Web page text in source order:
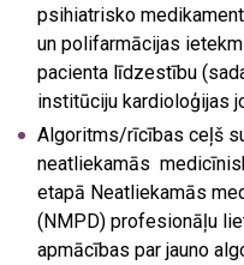
psihiatrisko
un polifarmācijas
pacienta līdzestību
institūciju kardioloģijas
Algoritms/rīcības ceļš
neatliekamās
etapā Neatliekamās
(NMPD) profesionāļu
apmācības par jauno